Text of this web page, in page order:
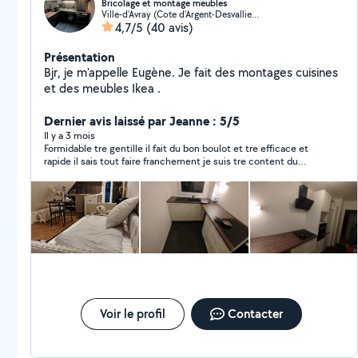
Bricolage et montage meubles
Ville-d'Avray (Cote d'Argent-Desvallieres-Gambetta)
4,7/5 (40 avis)
Présentation
Bjr, je m'appelle Eugène. Je fait des montages cuisines
et des meubles Ikea .
Dernier avis laissé par Jeanne : 5/5
Il y a 3 mois
Formidable tre gentille il fait du bon boulot et tre efficace et
rapide il sais tout faire franchement je suis tre content du
Voir le profil Contacter